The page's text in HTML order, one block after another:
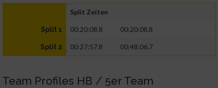
Split Zeiten
Split 1 00:20:08.8 00:20:08.8
Split 2 00:27:57.8 00:48:06.7
Team Profiles HB / 5er Team